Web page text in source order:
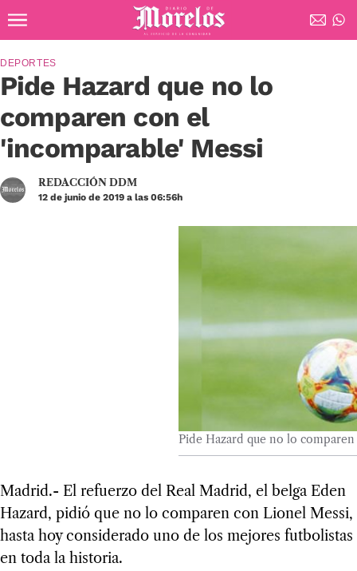
Diario de Morelos
Pide Hazard que no lo
comparen con el
'incomparable' Messi
DEPORTES
REDACCIÓN DDM
12 de junio de 2019 a las 06:56h
Pide Hazard que no lo
Madrid.- El refuerzo del Real Madrid, el belga Eden
Hazard, pidió que no lo comparen con Lionel Messi,
hasta hoy considerado uno de los mejores futbolistas
en toda la historia.